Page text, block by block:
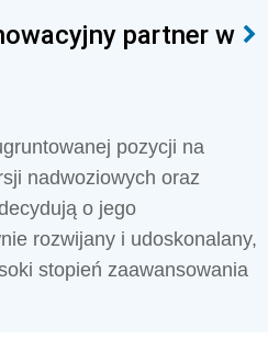
partner w
pozycji na
nadwoziowych oraz
o jego
rozwijany i udoskonalany,
stopień zaawansowania